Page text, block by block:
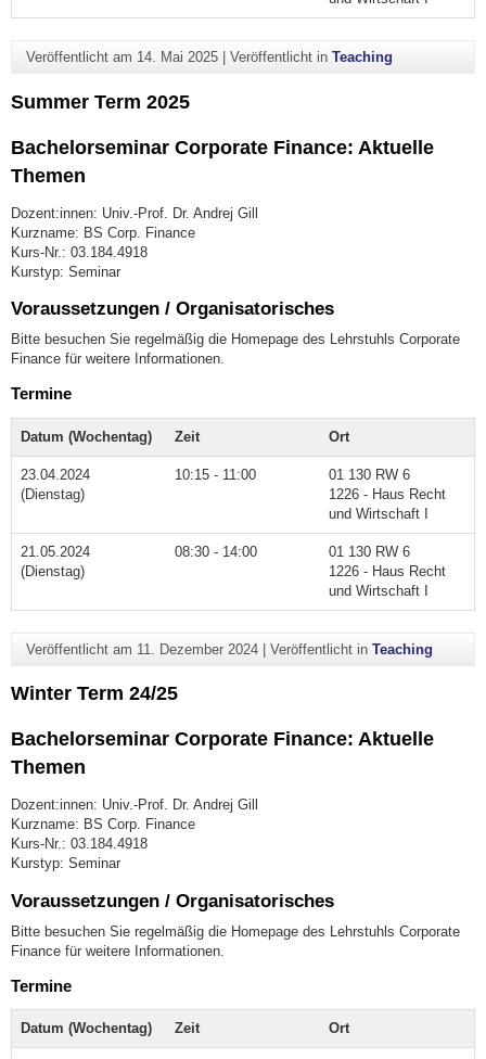
Veröffentlicht am 14. Mai 2025| Veröffentlicht in Teaching
Summer Term 2025
Bachelorseminar Corporate Finance: Aktuelle
Themen
Dozent:innen: Univ.-Prof. Dr. Andrej Gill
Kurzname: BS Corp. Finance
Kurs-Nr.: 03.184.4918
Kurstyp: Seminar
Voraussetzungen / Organisatorisches
Bitte besuchen Sie regelmäßig die Homepage des Lehrstuhls Corporate
Finance für weitere Informationen.
Termine
Datum (Wochentag) Zeit Ort
23.04.2024
(Dienstag)
10:15 - 11:00
01 130 RW 6
1226 - Haus Recht
und Wirtschaft I
21.05.2024
(Dienstag)
08:30 - 14:00
01 130 RW 6
1226 - Haus Recht
und Wirtschaft I
Veröffentlicht am 11. Dezember 2024| Veröffentlicht in Teaching
Winter Term 24/25
Bachelorseminar Corporate Finance: Aktuelle
Themen
Dozent:innen: Univ.-Prof. Dr. Andrej Gill
Kurzname: BS Corp. Finance
Kurs-Nr.: 03.184.4918
Kurstyp: Seminar
Voraussetzungen / Organisatorisches
Bitte besuchen Sie regelmäßig die Homepage des Lehrstuhls Corporate
Finance für weitere Informationen.
Termine
Datum (Wochentag) Zeit Ort